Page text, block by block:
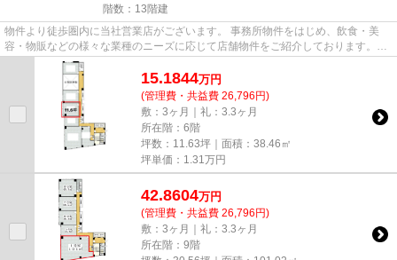
階数：13階建
物件より徒歩圏内に当社営業店がございます。 事務所物件をはじめ、飲食・美
容・物販などの様々な業種のニーズに応じて店舗物件をご紹介しております。
尚、弊社ではおとり広告は一切...
15.1844万円
(管理費・共益費 26,796円)
敷：3ヶ月｜礼：3.3ヶ月
所在階：6階
坪数：11.63坪｜面積：38.46㎡
坪単価： 1.31 万円
42.8604万円
(管理費・共益費 26,796円)
敷：3ヶ月｜礼：3.3ヶ月
所在階：9階